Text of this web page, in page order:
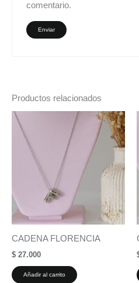
comentario.
Productos relacionados
CADENA FLORENCIA
$ 27.000
Añadir al carrito